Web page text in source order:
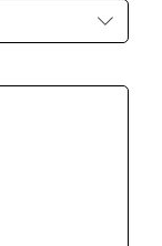
kenyamanan